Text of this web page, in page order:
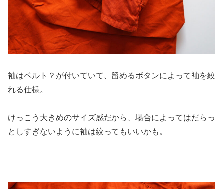
袖はベルト？が付いていて、留めるボタンによって袖を絞
れる仕様。
けっこう大きめのサイズ感だから、場合によってはだらっ
としすぎないように袖は絞ってもいいかも。